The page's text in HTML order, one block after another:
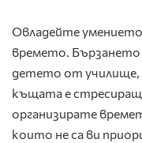
Овладейте умението
времето. Бързането
детето от училище,
къщата е
организирате
които не са ви